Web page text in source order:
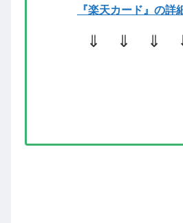
『楽天カード』 の詳
⇓ ⇓ ⇓